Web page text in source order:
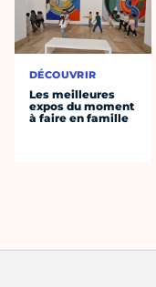
DÉCOUVRIR
Les meilleures
expos du moment
à faire en famille